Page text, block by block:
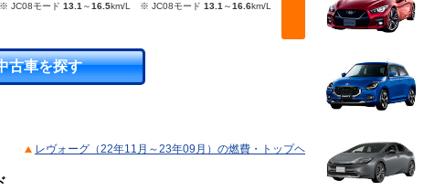
※ JC08モード 13.1～16.5km/L ※ JC08モード 13.1～16.6km/L ※ JC08モード16.5～16.6km/L
古車を探す
レヴォーグ（22年11月～23年09月）の燃費・トップヘ